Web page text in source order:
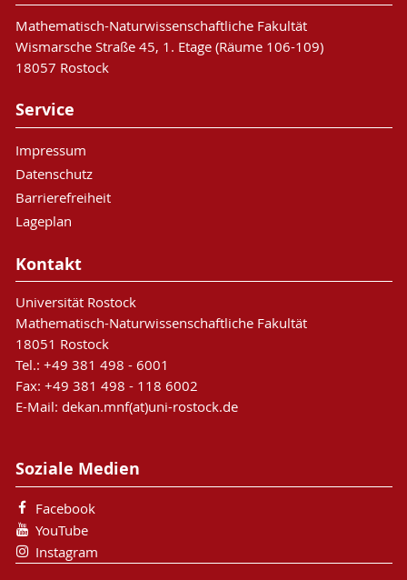
Mathematisch-Naturwissenschaftliche Fakultät
Wismarsche Straße 45, 1. Etage (Räume 106-109)
18057 Rostock
Service
Impressum
Datenschutz
Barrierefreiheit
Lageplan
Kontakt
Universität Rostock
Mathematisch-Naturwissenschaftliche Fakultät
18051 Rostock
Tel.: +49 381 498 - 6001
Fax: +49 381 498 - 118 6002
E-Mail: dekan.mnf(at)uni-rostock.de
Soziale Medien
Facebook
YouTube
Instagram